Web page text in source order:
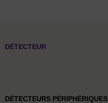
DÉTECTEUR
DÉTECTEURS PÉRIPHÉRIQUES